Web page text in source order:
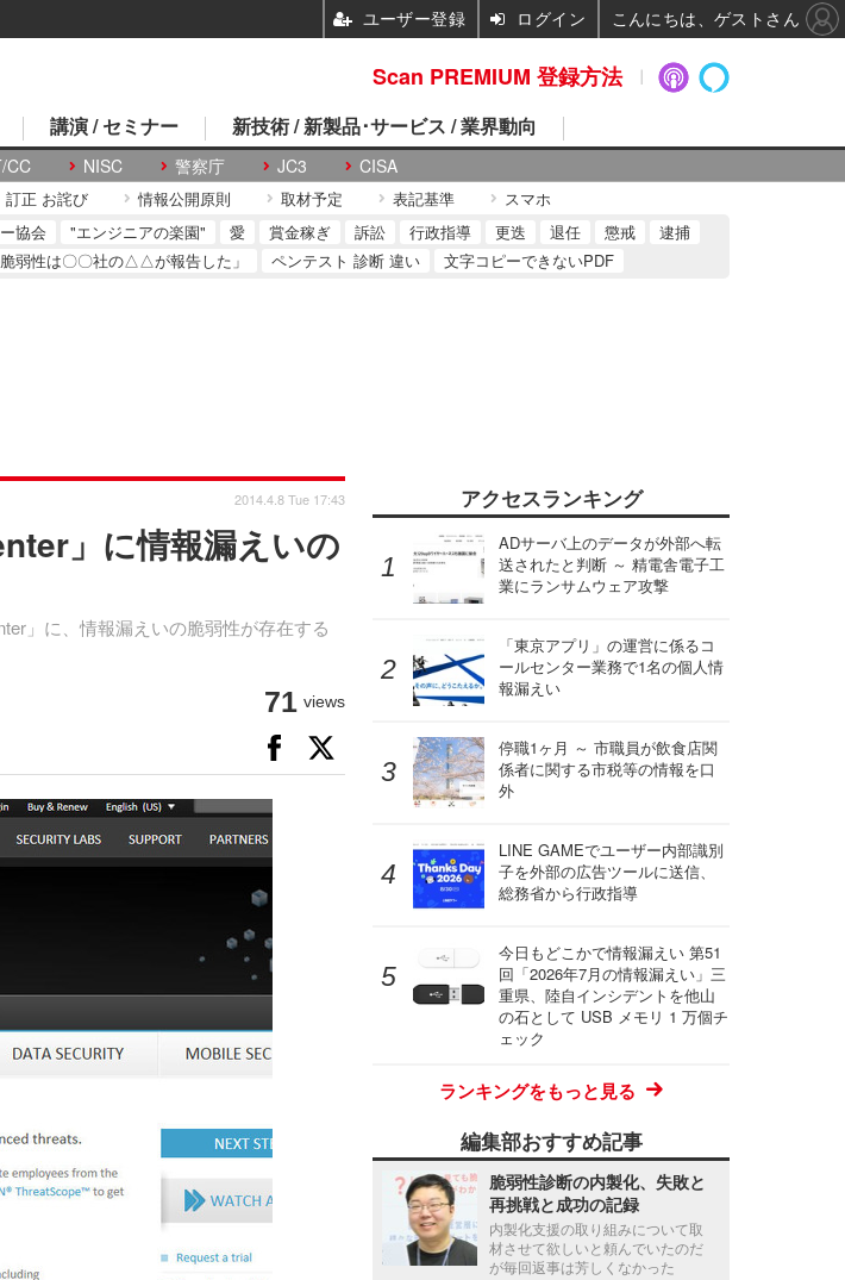
CC NISC 警察庁 JC3 CISA
講演 / セミナー 新技術 / 新製品･サービス / 業界動向
訂正 お詫び 情報公開原則 取材予定 表記基準 スマホ
協会 "エンジニアの楽園" 愛 賞金稼ぎ 訴訟 行政指導 更迭 退任 懲戒
逮捕
脆弱性は〇〇社の△△が報告した」
ペンテスト 診断 違い 文字コピーできないPDF
」に情報漏えいの
」に、情報漏えいの脆弱性が存在する
2014.4.8 Tue 17:43
71 views
アクセスランキング
ADサーバ上のデータが外部へ転
送されたと判断 ～ 精電舎電子工
業にランサムウェア攻撃
「東京アプリ」の運営に係るコ
ールセンター業務で1名の個人情
報漏えい
停職1ヶ月 ～ 市職員が飲食店関
係者に関する市税等の情報を口
外
LINE GAMEでユーザー内部識別
子を外部の広告ツールに送信、
総務省から行政指導
今日もどこかで情報漏えい 第51
回「2026年7月の情報漏えい」三
重県、陸自インシデントを他山
の石として USB メモリ 1 万個チ
ェック
ランキングをもっと見る
編集部おすすめ記事
脆弱性診断の内製化、失敗と
再挑戦と成功の記録
内製化支援の取り組みについて取
材させて欲しいと頼んでいたのだ
が毎回返事は芳しくなかった
Scan PREMIUM 登録方法
ユーザー登録 ログイン こんにちは、ゲストさん